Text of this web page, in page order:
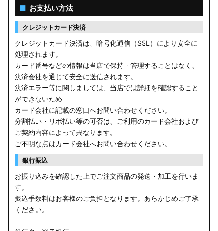
■ お支払い方法
クレジットカード決済
クレジットカード決済は、暗号化通信（SSL）により安全に
処理されます。
カード番号などの情報は当店で保持・管理することはなく、
決済会社を通じて安全に送信されます。
決済エラー等に関しましては、当店では詳細を確認すること
ができないため
カード会社に記載の窓口へお問い合わせください。
分割払い・リボ払い等の可否は、ご利用のカード会社および
ご契約内容によって異なります。
ご不明な点はカード会社へお問い合わせください。
銀行振込
お振り込みを確認した上でご注文商品の発送・加工を行いま
す。
振込手数料はお客様のご負担となります。あらかじめご了承
ください。